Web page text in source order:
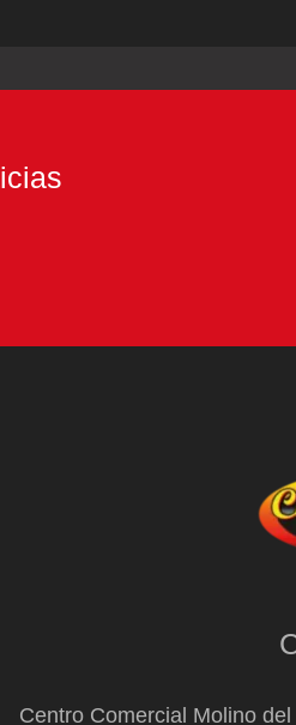
Centro Comercial Molino